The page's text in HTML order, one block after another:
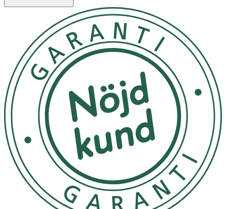
Dra alltid ur kontakten vid uppehåll i användandet, om
problem uppstår, efter användning, när det sätts på eller
tas av delar från apparaten samt innan rengöring och
underhåll. 4. Denna apparat kan användas av personer
(inklusive barn från 8 år och uppåt) med begränsad
fysisk, sensorisk eller mental förmåga eller som har brist
på kunskap/erfarenhet av apparaten, om användning
sker under övervakning eller efter instruktion hur
apparaten används på ett säkert sätt av en person som
ansvarar för deras säkerhet och att de är medvetna om
möjliga risker. 5. Barn bör vara under uppsyn för att
försäkra att de inte leker med apparaten. Barn kan inte
alltid uppfatta och förstå potentiella risker. Lär barn
ansvarsfull användning av elapparater. 6. Rengöring och
underhåll får inte
OK för gravida och ammande: